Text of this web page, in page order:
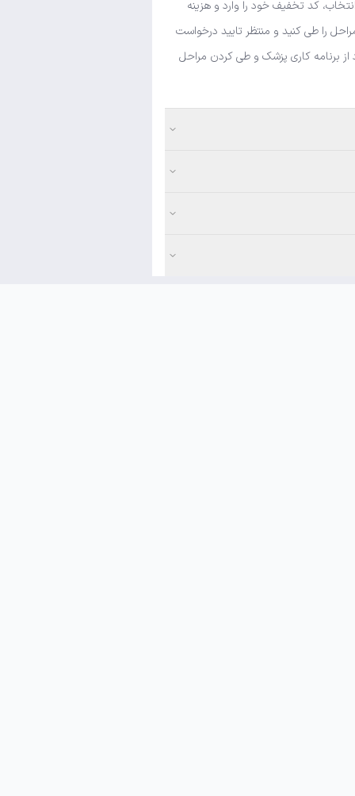
کد تخفیف خود را وارد و هزینه
را طی کنید و منتظر تایید درخواست
از برنامه کاری پزشک و طی کردن مراحل